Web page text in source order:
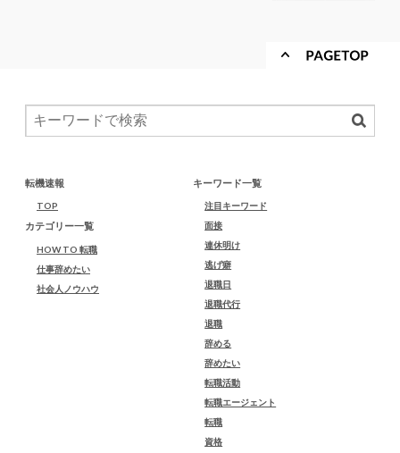
転機速報
TOP
カテゴリー一覧
HOW TO 転職
仕事辞めたい
社会人ノウハウ
キーワード一覧
注目キーワード
面接
連休明け
逃げ癖
退職日
退職代行
退職
辞める
辞めたい
転職活動
転職エージェント
転職
資格